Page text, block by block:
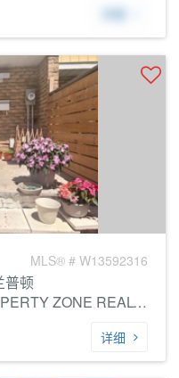
详细
MLS® # W13592316
普顿
经纪公司: CENTURY 21 PROPERTY ZONE REALTY INC.
详细